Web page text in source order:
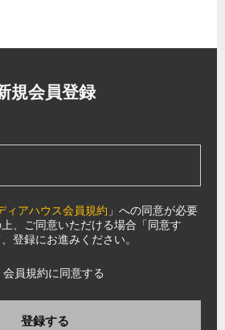
規会員登録
ィアハウス会員規約 」への同意が必要
、ご同意いただける場合「同意す
登録にお進みください。
会員規約に同意する
登録する